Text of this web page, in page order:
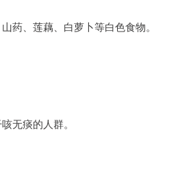
药、莲藕、白萝卜等白色食物。
无痰的人群。